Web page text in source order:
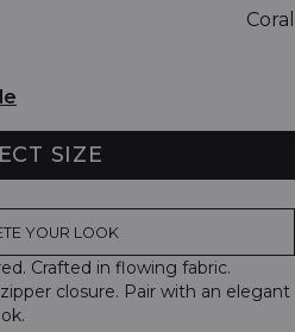
Coral
SIZE
YOUR LOOK
Crafted in flowing fabric.
closure. Pair with an elegant